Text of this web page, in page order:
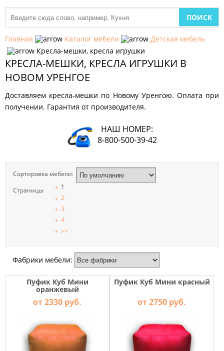
Главная Каталог мебели
Детская мебель
Кресла-мешки, кресла игрушки
КРЕСЛА-МЕШКИ, КРЕСЛА ИГРУШКИ В
НОВОМ УРЕНГОЕ
Доставляем кресла-мешки по Новому Уренгою. Оплата при
получении. Гарантия от производителя.
НАШ НОМЕР:
8-800-500-39-42
Сортировка мебели:
Страницы
1
2
3
4
>>
Фабрики мебели:
Пуфик Куб Мини
оранжевый
от 2330 руб.
Пуфик Куб Мини красный
от 2750 руб.
МЕБЕЛЬ
КУХНИ
ДЕТСКАЯ
МЕБЕЛЬ
МЯГКАЯ
МЕБЕЛЬ
МЕБЕЛЬ
ПРИХОЖЕЙ
СТОЛЫ
ОФИСНАЯ
МАТРАСЫ